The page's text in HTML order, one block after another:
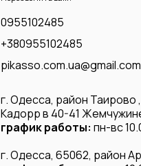
0955102485
+380955102485
pikasso.com.ua@gmail.com
г. Одесса, район
Кадорр в 40-41
график работы: пн-вс
г. Одесса, 65062, район